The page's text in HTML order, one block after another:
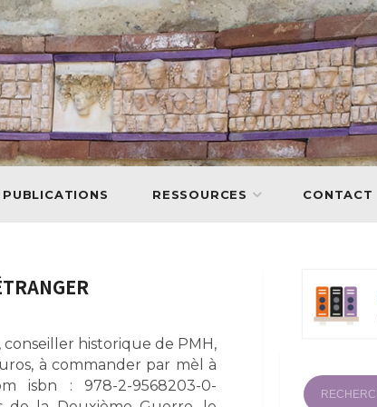
PUBLICATIONS RESSOURCES CONTACT
historique de PMH,
à commander par mèl à
isbn : 978-2-9568203-0-